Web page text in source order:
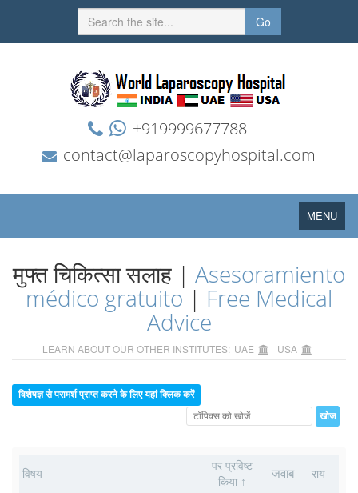
Go
+919999677788
contact@laparoscopyhospital.com
Toggle
navigation
MENU
मुफ्त चिकित्सा सलाह | Asesoramiento
médico gratuito| Free Medical
Advice
LEARN ABOUT OUR OTHER INSTITUTES: UAE USA
विशेषज्ञ से परामर्श प्राप्त करने के लिए यहां क्लिक करें
विषय
पर प्रविष्ट
किया ↑
जवाब राय